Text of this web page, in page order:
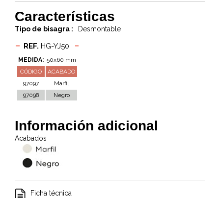
Características
Tipo de bisagra : Desmontable
REF. HG-YJ50
MEDIDA: 50x60 mm
CÓDIGO
ACABADO
97097
Marfil
97098
Negro
Información adicional
Acabados
Ficha técnica